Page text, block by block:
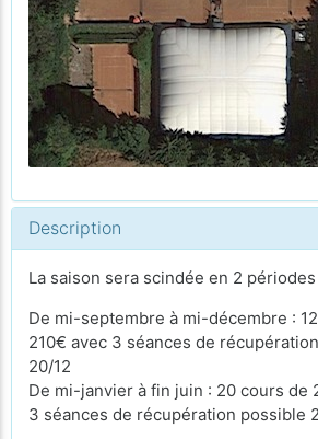
Description
La saison sera scindée en 2 périodes
De mi-septembre à mi-décembre :
210€ avec 3 séances de
20/12
De mi-janvier à fin juin : 20 cours de
3 séances de récupération possible